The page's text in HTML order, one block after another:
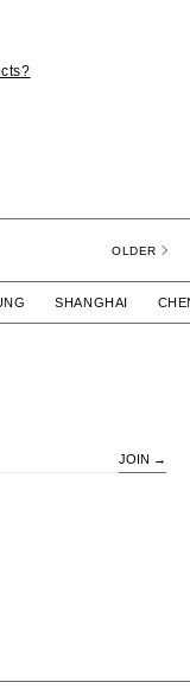
OLDER
SHANGHAI
JOIN